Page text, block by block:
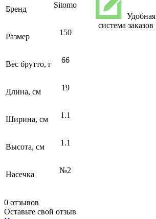
Бренд Sitomo
Размер 150
Вес брутто, г 66
Длина, см 19
Ширина, см 1.1
Высота, см 1.1
Насечка №2
0 отзывов
Оставьте свой отзыв
Удобная
система заказов